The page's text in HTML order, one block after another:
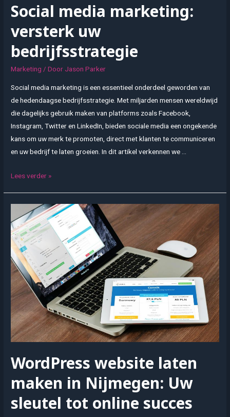
Social media marketing:
versterk uw
bedrijfsstrategie
Marketing / Door Jason Parker
Social media marketing is een essentieel onderdeel geworden van
de hedendaagse bedrijfsstrategie. Met miljarden mensen wereldwijd
die dagelijks gebruik maken van platforms zoals Facebook,
Instagram, Twitter en LinkedIn, bieden sociale media een ongekende
kans om uw merk te promoten, direct met klanten te communiceren
en uw bedrijf te laten groeien. In dit artikel verkennen we …
Social
versterk
uw
bedrijfsstrategie
Lees verder »
WordPress website laten
maken in Nijmegen: Uw
sleutel tot online succes